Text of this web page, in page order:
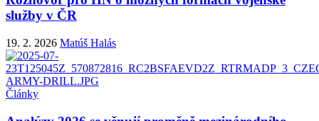
služby v ČR
19. 2. 2026 Matúš Halás
Články